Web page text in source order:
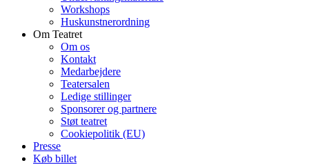
Workshops
Huskunstnerordning
Om Teatret
Om os
Kontakt
Medarbejdere
Teatersalen
Ledige stillinger
Sponsorer og partnere
Støt teatret
Cookiepolitik (EU)
Presse
Køb billet